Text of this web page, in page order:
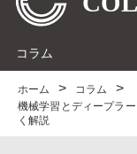
コラム
ホーム
コラム
機械学習とディープラ
く解説